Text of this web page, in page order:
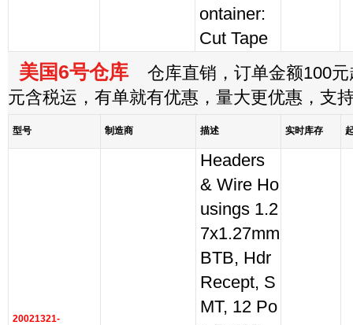
ontainer:
Cut Tape
美国6号仓库 仓库直销，订单金额100元
元含税运，有单就有优惠，量大更优惠，支
型号 制造商 描述 实时库存
20021321-
Headers
& Wire Ho
usings 1.2
7x1.27mm
BTB, Hdr
Recept, S
MT, 12 Po